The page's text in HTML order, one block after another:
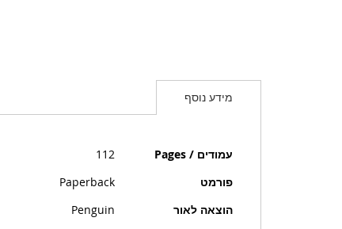
מידע נוסף
מידע
עמודים / Pages
112
פורמט
Paperback
הוצאה לאור
Penguin